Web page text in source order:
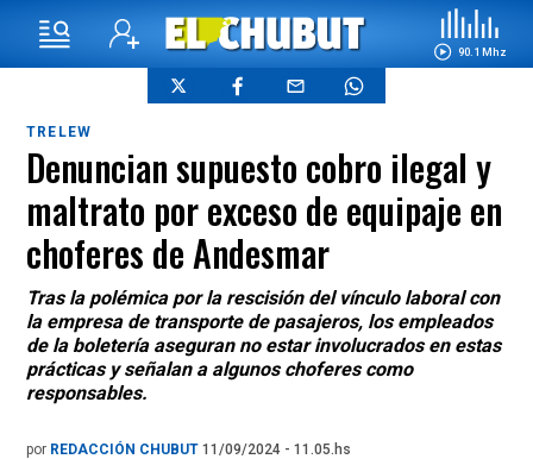
90.1 Mhz
TRELEW
Denuncian supuesto cobro ilegal y
maltrato por exceso de equipaje en
choferes de Andesmar
Tras la polémica por la rescisión del vínculo laboral con
la empresa de transporte de pasajeros, los empleados
de la boletería aseguran no estar involucrados en estas
prácticas y señalan a algunos choferes como
responsables.
por REDACCIÓN CHUBUT 11/09/2024 - 11.05.hs